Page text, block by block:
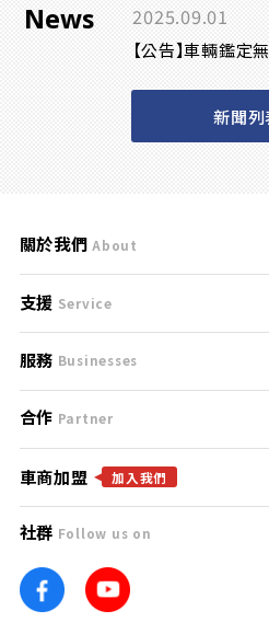
News 2025.09.01
【公告】車輛鑑
新聞列
關於我們 About
刊登規範
服務條款
免責聲明
隱私權政策
團隊
車訊網
支援 Service
支援中心
聯絡我們
服務 Businesses
什麼是Goo鑑定？
找好車
找好店
找海外車
合作 Partner
合作夥伴
廣告合作
車商加盟 加入我們
社群 Follow us on